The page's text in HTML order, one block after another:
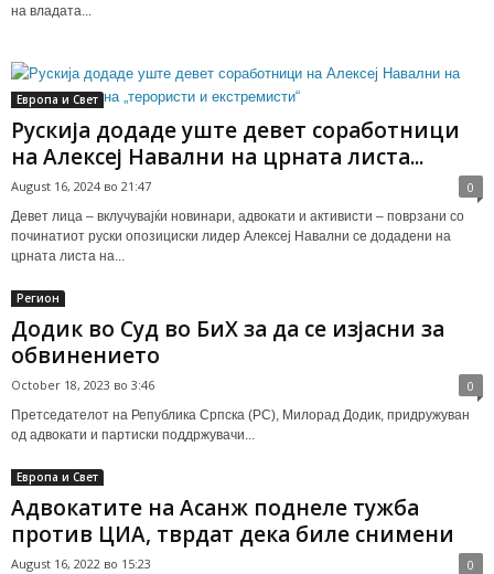
на владата...
Европа и Свет
Рускија додаде уште девет соработници
на Алексеј Навални на црната листа...
August 16, 2024 во 21:47 0
Девет лица – вклучувајќи новинари, адвокати и активисти – поврзани со
починатиот руски опозициски лидер Алексеј Навални се додадени на
црната листа на...
Регион
Додик во Суд во БиХ за да се изјасни за
обвинението
October 18, 2023 во 3:46 0
Претседателот на Република Српска (РС), Милорад Додик, придружуван
од адвокати и партиски поддржувачи...
Европа и Свет
Адвокатите на Асанж поднеле тужба
против ЦИА, тврдат дека биле снимени
August 16, 2022 во 15:23 0